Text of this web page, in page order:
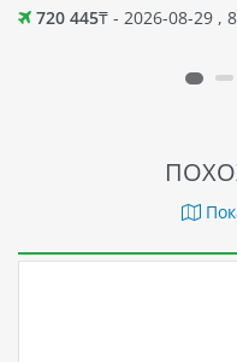
720 445₸ - 2026-08-29 ,